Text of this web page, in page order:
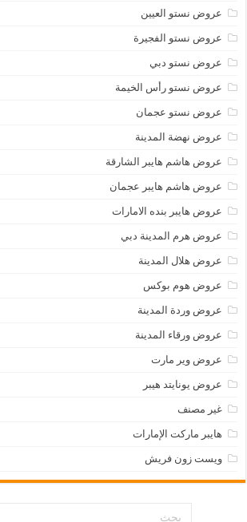
عروض نستو العيين
عروض نستو الفجيرة
عروض نستو دبي
عروض نستو رأس الخيمة
عروض نستو عجمان
عروض نهضة المدينة
عروض هاشم هايبر الشارقة
عروض هاشم هايبر عجمان
عروض هايبر بنده الامارات
عروض هرم المدينة دبي
عروض هلال المدينة
عروض هوم بوكس
عروض وردة المدينة
عروض ورقاء المدينة
عروض وير مارت
عروض يونايتد هيبر
غير مصنف
هايبر ماركت الإمارات
ويست زون فريش